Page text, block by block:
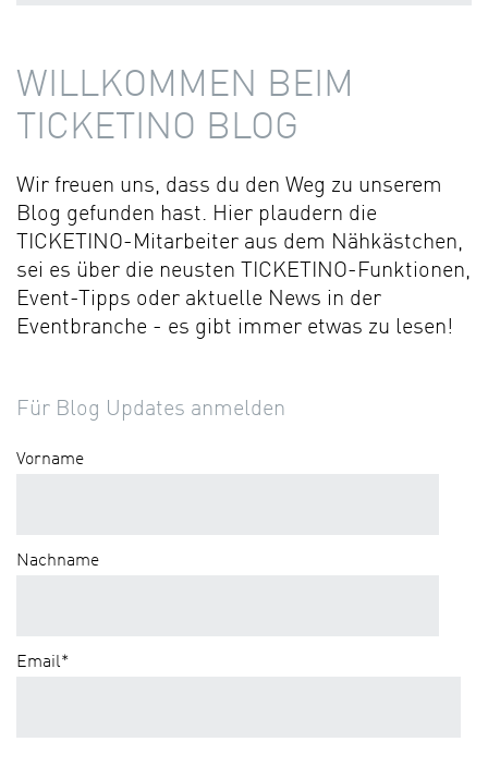
WILLKOMMEN BEIM
TICKETINO BLOG
Wir freuen uns, dass du den Weg zu unserem
Blog gefunden hast. Hier plaudern die
TICKETINO-Mitarbeiter aus dem Nähkästchen,
sei es über die neusten TICKETINO-Funktionen,
Event-Tipps oder aktuelle News in der
Eventbranche - es gibt immer etwas zu lesen!
Für Blog Updates anmelden
Vorname
Nachname
Email*